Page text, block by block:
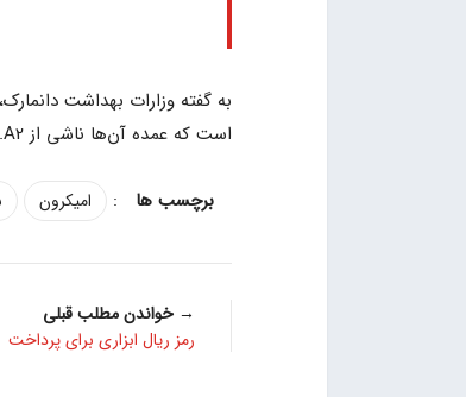
به گفته وزارات بهداشت
است که عمده آن‌ها ناشی از B.A2 است.
: امیکرون
→ خواندن مطلب قبلی
رمز ریال ابزاری برای پرداخت